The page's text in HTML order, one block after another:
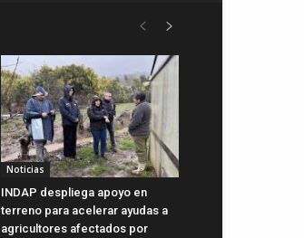
Noticias
INDAP despliega apoyo en
terreno para acelerar ayudas a
agricultores afectados por